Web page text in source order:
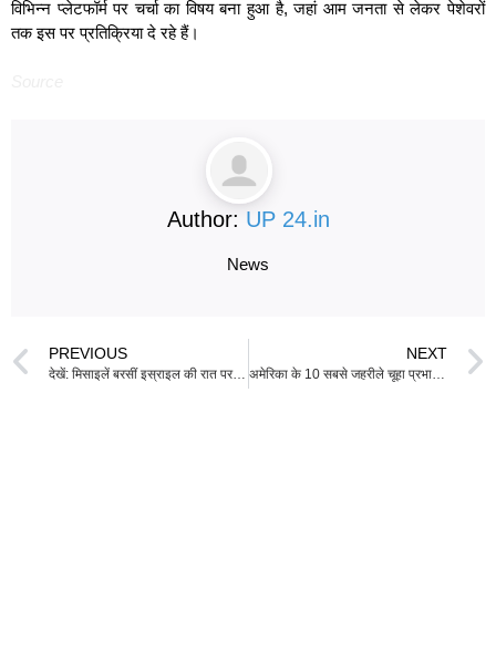
विभिन्न प्लेटफॉर्म पर चर्चा का विषय बना हुआ है, जहां आम जनता से लेकर पेशेवरों
तक इस पर प्रतिक्रिया दे रहे हैं।
Author: UP 24.in
News
PREVIOUS
देखें: मिसाइलें बरसीं इस्राइल की रात पर जब ईरान ने दो महीने बाद फिर से हमला किया
NEXT
अमेरिका के 10 सबसे जहरीले चूहा प्रभावित शहर: लॉस एंजेल्स ने फिर से शीर्ष पर बनाई अपनी स्थिति, पीछे हैं शिकागो और न्यूयॉर्क